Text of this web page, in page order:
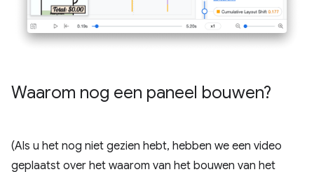
Waarom nog een paneel bouwen?
(Als u het nog niet gezien hebt, hebben we een video
geplaatst over het waarom van het bouwen van het